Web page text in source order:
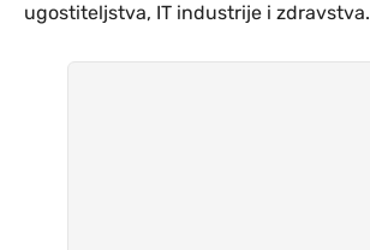
ugostiteljstva, IT industrije i zdravstva.